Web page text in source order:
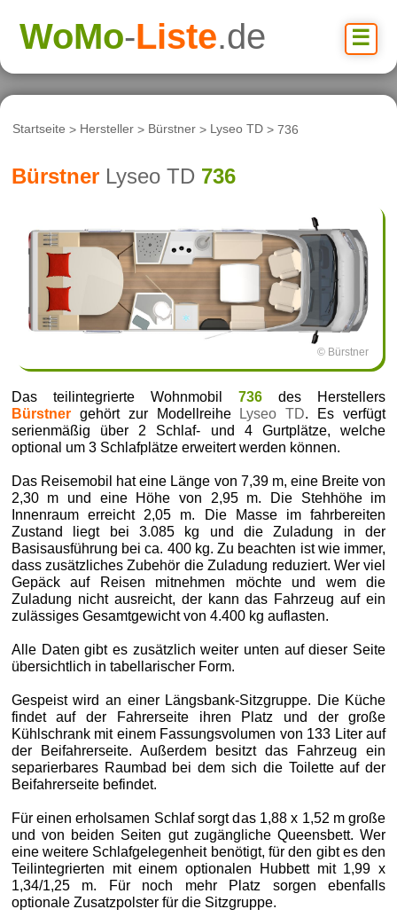
☰
WoMo-Liste.de
Startseite > Hersteller > Bürstner > Lyseo TD > 736
Bürstner Lyseo TD 736
© Bürstner
Das teilintegrierte Wohnmobil736 des Herstellers
Bürstnergehört zur Modellreihe Lyseo TD. Es verfügt
serienmäßig über 2 Schlaf- und 4 Gurtplätze, welche
optional um 3 Schlafplätze erweitert werden können.
Das Reisemobil hat eine Länge von 7,39 m, eine Breite von
2,30 m und eine Höhe von 2,95 m. Die Stehhöhe im
Innenraum erreicht 2,05 m. Die Masse im fahrbereiten
Zustand liegt bei 3.085 kg und die Zuladung in der
Basisausführung bei ca. 400 kg. Zu beachten ist wie immer,
dass zusätzliches Zubehör die Zuladung reduziert. Wer viel
Gepäck auf Reisen mitnehmen möchte und wem die
Zuladung nicht ausreicht, der kann das Fahrzeug auf ein
zulässiges Gesamtgewicht von 4.400 kg auflasten.
Alle Daten gibt es zusätzlich weiter unten auf dieser Seite
übersichtlich in tabellarischer Form.
Gespeist wird an einer Längsbank-Sitzgruppe. Die Küche
findet auf der Fahrerseite ihren Platz und der große
Kühlschrank mit einem Fassungsvolumen von 133 Liter auf
der Beifahrerseite. Außerdem besitzt das Fahrzeug ein
separierbares Raumbad bei dem sich die Toilette auf der
Beifahrerseite befindet.
Für einen erholsamen Schlaf sorgt das 1,88 x 1,52 m große
und von beiden Seiten gut zugängliche Queensbett. Wer
eine weitere Schlafgelegenheit benötigt, für den gibt es den
Teilintegrierten mit einem optionalen Hubbett mit 1,99 x
1,34/1,25 m. Für noch mehr Platz sorgen ebenfalls
optionale Zusatzpolster für die Sitzgruppe.